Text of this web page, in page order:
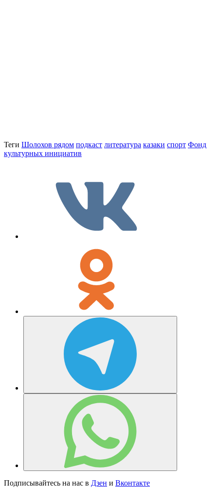
Теги Шолохов рядом подкаст литература казаки спорт Фонд
культурных инициатив
Подписывайтесь на нас в Дзен и Вконтакте